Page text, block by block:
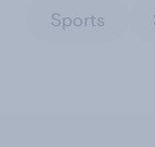
Sports